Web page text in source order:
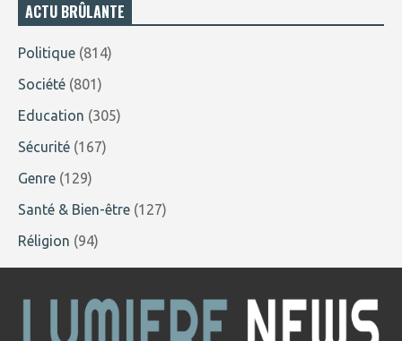
ACTU BRÛLANTE
Politique (814)
Société (801)
Education (305)
Sécurité (167)
Genre (129)
Santé & Bien-être (127)
Réligion (94)